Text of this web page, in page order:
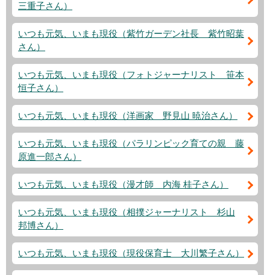
三重子さん）
いつも元気、いまも現役（紫竹ガーデン社長 紫竹昭葉
さん）
いつも元気、いまも現役（フォトジャーナリスト 笹本
恒子さん）
いつも元気、いまも現役（洋画家 野見山 暁治さん）
いつも元気、いまも現役（パラリンピック育ての親 藤
原進一郎さん）
いつも元気、いまも現役（漫才師 内海 桂子さん）
いつも元気、いまも現役（相撲ジャーナリスト 杉山
邦博さん）
いつも元気、いまも現役（現役保育士 大川繁子さん）